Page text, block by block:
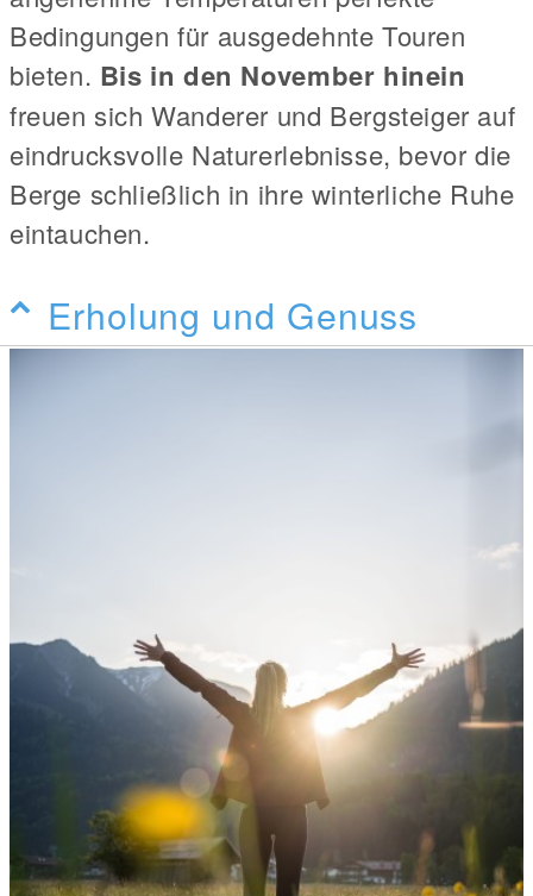
Bedingungen für ausgedehnte Touren
bieten. Bis in den November hinein
freuen sich Wanderer und Bergsteiger auf
eindrucksvolle Naturerlebnisse, bevor die
Berge schließlich in ihre winterliche Ruhe
eintauchen.
Erholung und Genuss